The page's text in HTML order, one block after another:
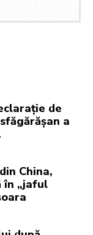
de
a
China,
în „jaful